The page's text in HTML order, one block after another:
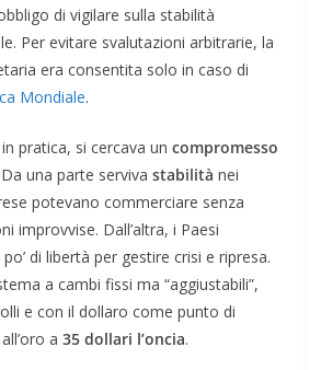
di vigilare sulla stabilità
Per evitare svalutazioni arbitrarie, la
era consentita solo in caso di
Mondiale.
pratica, si cercava un compromesso
una parte serviva stabilità nei
potevano commerciare senza
improvvise. Dall’altra, i Paesi
di libertà per gestire crisi e ripresa.
a cambi fissi ma “aggiustabili”,
e con il dollaro come punto di
a 35 dollari l’oncia.